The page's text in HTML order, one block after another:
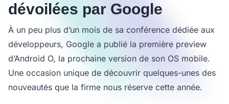
dévoilées par Google
À un peu plus d’un mois de sa conférence dédiée aux
développeurs, Google a publié la première preview
d’Android O, la prochaine version de son OS mobile.
Une occasion unique de découvrir quelques-unes des
nouveautés que la firme nous réserve cette année.